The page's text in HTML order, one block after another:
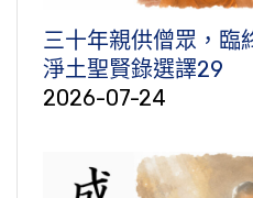
三十年親供僧眾，臨
淨土聖賢錄選譯29
2026-07-24